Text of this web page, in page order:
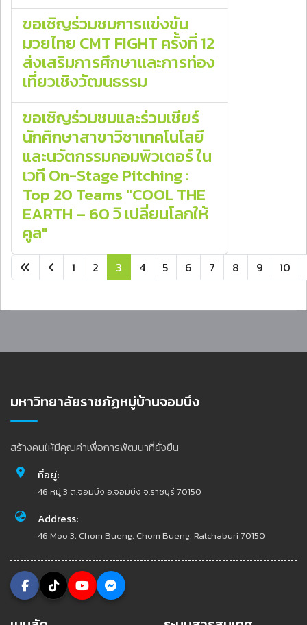
ขอเชิญร่วมชมการแข่งขัน
มวยไทย CMT FIGHT ครั้งที่ 12
ส่งเสริมการศึกษาและการท่อง
เที่ยวเชิงวัฒนธรรม
ขอเชิญร่วมชมและร่วมเชียร์
นักศึกษาสาขาวิชาเทคโนโลยี
และนวัตกรรมคอมพิวเตอร์ ใน
เวที On-Stage Pitching :
Top 20 Teams "COOL THE
EARTH – 60 วิ เปลี่ยนโลกให้
คูล"
หน้า 3 จาก 15
1 2 3 4 5 6 7 8 9 10
มหาวิทยาลัยราชภัฏหมู่บ้านจอมบึง
สร้างคนให้มีคุณค่าเพื่อการพัฒนาที่ยั่งยืน
ที่อยู่:
46 หมู่ 3 ต.จอมบึง อ.จอมบึง จ.ราชบุรี 70150
Address:
46 Moo 3, Chom Bueng, Chom Bueng, Ratchaburi 70150